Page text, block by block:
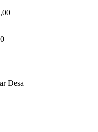
Desa